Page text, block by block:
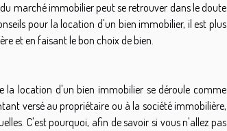
marché immobilier peut se retrouver dans le doute
pour la location d'un bien immobilier, il est plus
et en faisant le bon choix de bien.
la location d'un bien immobilier se déroule comme
versé au propriétaire ou à la société immobilière,
C'est pourquoi, afin de savoir si vous n'allez pas